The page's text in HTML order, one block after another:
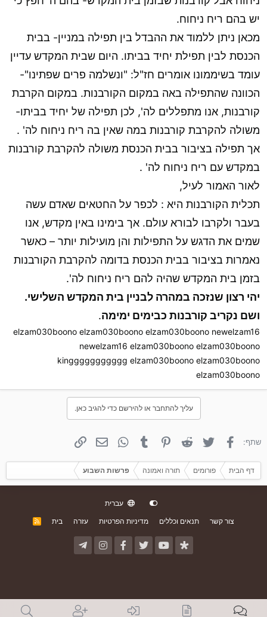
יש בהם ריח ניחוח.
מכאן ניתן ללמוד את ההבדל בין תפילה במניין- בבית
הכנסת לבין תפילת יחיד בביתו. היום שבית המקדש עדיין
עומד בשיממונו אומרים חז"ל: "ונשלמה פרים שפתינו"-
הכוונה שהתפילה באה במקום הקורבנות. במקום הקרבת
קורבנות, אנו מתפללים לה', לכן תפילה של יחיד בביתו-
משולה להקרבת קורבנות במה שאין בה ריח ניחוח לה' .
אך תפילה בציבור בבית הכנסת משולה להקרבת קורבנות
במקדש עם ריח ניחוח לה' .
לאור האמור לעיל,
תכלית הקורבנות היא : לכפר על החטאים שאדם עשה
בעבר ולקרבו לבורא עולם. אך בימינו באין מקדש, אנו
שמים את הדגש על התפילות והן מועילות יותר – כאשר
נאמרות בציבור בבית הכנסת בדומה להקרבת הקורבנות
בזמן בית המקדש שהיה להם ריח ניחוח לה'.
יהי רצון שנזכה במהרה לבניין בית המקדש השלישי.
ושם נקריב קורבנות כבימים ימימה.
elzam030boono elzam030boono elzam030boono newelzam16
newelzam16 elzam030boono elzam030boono
kinggggggggggg elzam030boono elzam030boono
elzam030boono
עליך להתחבר או להירשם כדי להגיב כאן.
שתף: פייסבוק טוויטר Reddit פינטרסט Tumblr
WhatsApp
אימייל
דף הבית פורומים תורה ואמונה פרשות השבוע
עברית
צור קשר
תנאים וכללים מדיניות הפרטיות עזרה בית
R